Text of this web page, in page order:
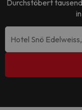
Durchstöbert